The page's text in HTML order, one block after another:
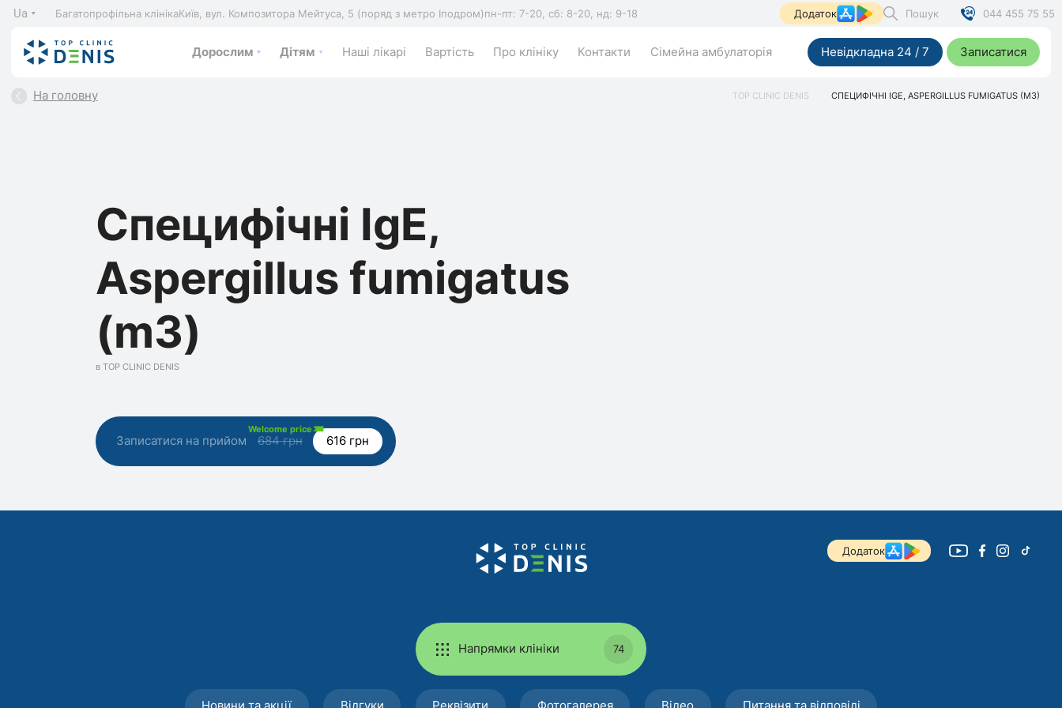
Ua Багатопрофільна клінікаКиїв, вул. Композитора Мейтуса, 5 (поряд з метро Іподром)пн-пт: 7-20, сб: 8-20, нд: 9-18 Додаток Пошук 044 455 75 55
Дорослим Дітям Наші лікарі Вартість Про клініку Контакти Сімейна амбулаторія Невідкладна 24 / 7 Записатися
На головну TOP CLINIC DENIS СПЕЦИФІЧНІ IGE, ASPERGILLUS FUMIGATUS (M3)
Специфічні IgE,
Aspergillus fumigatus
(m3)
в TOP CLINIC DENIS
Записатися на прийом
Welcome price
684 грн 616 грн
Додаток
Напрямки клініки 74